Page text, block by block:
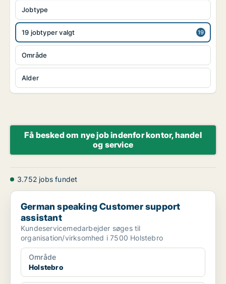
19 jobtyper valgt
Område
Alder
Jobtype
Få besked om nye job indenfor kontor, handel
og service
3.752 jobs fundet
German speaking Customer support assistant
German speaking Customer support
assistant
Kundeservicemedarbejder søges til
organisation/virksomhed i 7500 Holstebro
Område
Holstebro